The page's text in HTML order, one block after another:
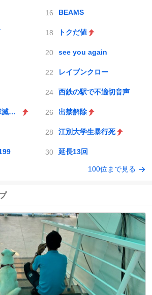
BEAMS
トクだ値
see you again
レイブンクロー
西鉄の駅で不適切音声
復活して速攻地球滅亡の危機であります 出禁解除
江別大学生暴行死
延長13回
100位まで見る